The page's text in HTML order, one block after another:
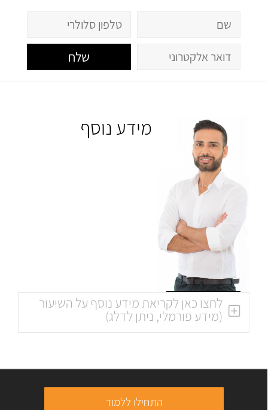
שלח
מידע נוסף
לחצו כאן לקריאת מידע נוסף על השיעור
(מידע פורמלי, ניתן לדלג)
התחילו ללמוד